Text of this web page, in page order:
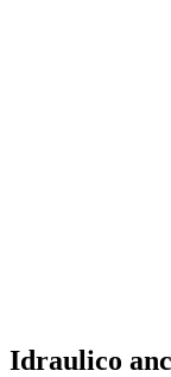
Idraulico